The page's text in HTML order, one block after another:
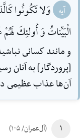
آیه وَلا تَكُونُوا
الْبَيِّناتُ وَ أُولئِكَ
و مانند كسانى
[پروردگار] به آنان
آن‌ها عذاب عظيمى
۱ (آل‌عمران/ ۱۰۵)